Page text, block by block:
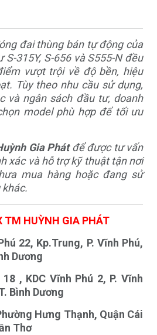
đai thùng bán tự động của
S-315Y, S-656 và S555-N đều
vượt trội về độ bền, hiệu
Tùy theo nhu cầu sử dụng,
và ngân sách đầu tư, doanh
model phù hợp để tối ưu
Gia Phátđể được tư vấn
xác và hỗ trợ kỹ thuật tận nơi
mua hàng hoặc đang sử
TM HUỲNH GIA PHÁT
22, Kp.Trung, P. Vĩnh Phú,
Dương
, KDC Vĩnh Phú 2, P. Vĩnh
Bình Dương
Hưng Thạnh, Quận Cái
Thơ